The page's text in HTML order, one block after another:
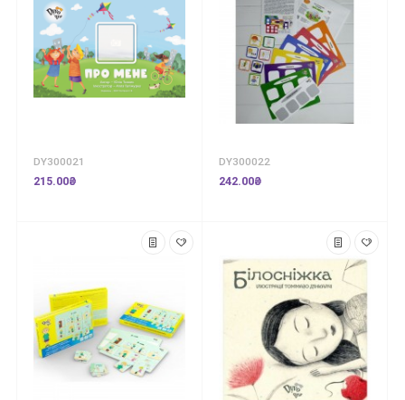
DY300021
215.00₴
DY300022
242.00₴